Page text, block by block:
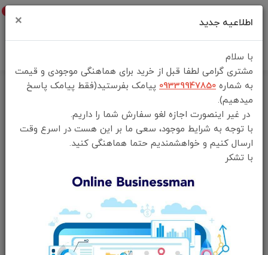
خانه
فهرست محصولات
lite
اطلاعیه جدید ×
با سلام
مشتری گرامی لطفا قبل از خرید برای هماهنگی موجودی و قیمت
به شماره 09339947850 پیامک بفرستید(فقط پیامک پاسخ
میدهیم).
در غیر اینصورت اجازه لغو سفارش شما را داریم.
با توجه به شرایط موجود، سعی ما بر این هست در اسرع وقت
ارسال کنیم و خواهشمندیم حتما هماهنگی کنید.
با تشکر